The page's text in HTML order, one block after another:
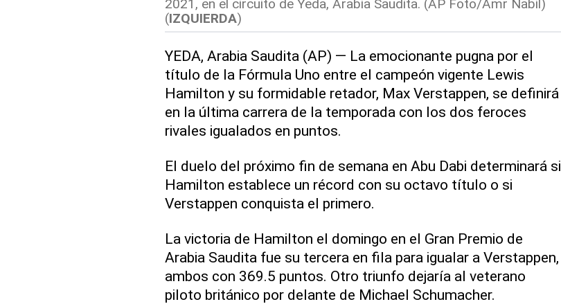
2021, en el circuito de Yeda, Arabia Saudita. (AP Foto/Amr Nabil)
(IZQUIERDA)
YEDA, Arabia Saudita (AP) — La emocionante pugna por el
título de la Fórmula Uno entre el campeón vigente Lewis
Hamilton y su formidable retador, Max Verstappen, se definirá
en la última carrera de la temporada con los dos feroces
rivales igualados en puntos.
El duelo del próximo fin de semana en Abu Dabi determinará si
Hamilton establece un récord con su octavo título o si
Verstappen conquista el primero.
La victoria de Hamilton el domingo en el Gran Premio de
Arabia Saudita fue su tercera en fila para igualar a Verstappen,
ambos con 369.5 puntos. Otro triunfo dejaría al veterano
piloto británico por delante de Michael Schumacher.